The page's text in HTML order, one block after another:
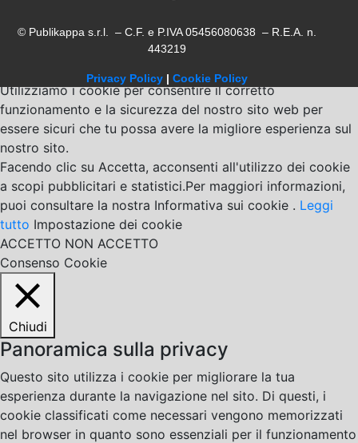
© Publikappa s.r.l. – C.F. e P.IVA 05456080638 – R.E.A. n.
443219
Privacy Policy | Cookie Policy
Utilizziamo i cookie per consentire il corretto
funzionamento e la sicurezza del nostro sito web per
essere sicuri che tu possa avere la migliore esperienza sul
nostro sito.
Facendo clic su Accetta, acconsenti all'utilizzo dei cookie
a scopi pubblicitari e statistici.Per maggiori informazioni,
puoi consultare la nostra Informativa sui cookie . Leggi
tutto Impostazione dei cookie
ACCETTO NON ACCETTO
Consenso Cookie
Chiudi
Panoramica sulla privacy
Questo sito utilizza i cookie per migliorare la tua
esperienza durante la navigazione nel sito. Di questi, i
cookie classificati come necessari vengono memorizzati
nel browser in quanto sono essenziali per il funzionamento